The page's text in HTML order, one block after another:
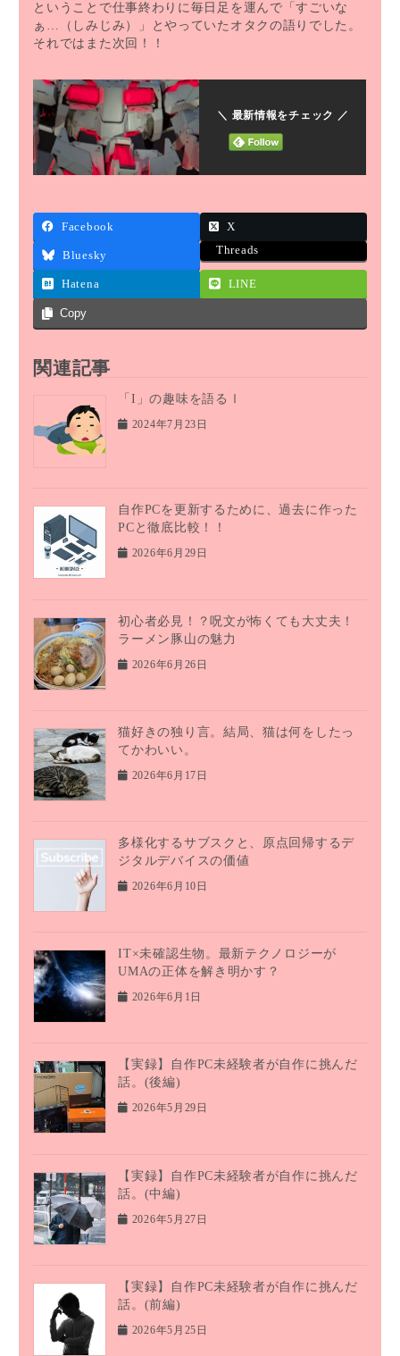
ということで仕事終わりに毎日足を運んで「すごいな
ぁ…（しみじみ）」とやっていたオタクの語りでした。
それではまた次回！！
＼ 最新情報をチェック ／
Facebook X
Bluesky Threads
Hatena LINE
Copy
関連記事
「I」の趣味を語るⅠ
2024年7月23日
自作PCを更新するために、過去に作った
PCと徹底比較！！
2026年6月29日
初心者必見！？呪文が怖くても大丈夫！
ラーメン豚山の魅力
2026年6月26日
猫好きの独り言。結局、猫は何をしたっ
てかわいい。
2026年6月17日
多様化するサブスクと、原点回帰するデ
ジタルデバイスの価値
2026年6月10日
IT×未確認生物。最新テクノロジーが
UMAの正体を解き明かす？
2026年6月1日
【実録】自作PC未経験者が自作に挑んだ
話。(後編)
2026年5月29日
【実録】自作PC未経験者が自作に挑んだ
話。(中編)
2026年5月27日
【実録】自作PC未経験者が自作に挑んだ
話。(前編)
2026年5月25日